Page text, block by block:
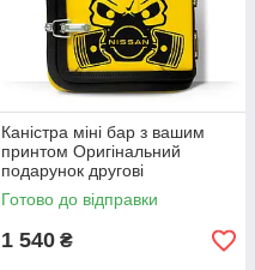
Каністра міні бар з вашим
принтом Оригінальний
подарунок другові
автовласнику автолюбителю
для гаража
Готово до відправки
1 540 ₴